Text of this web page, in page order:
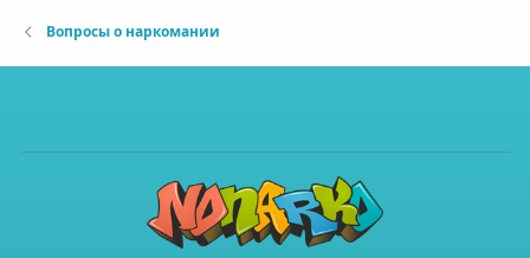
Вопросы о наркомании